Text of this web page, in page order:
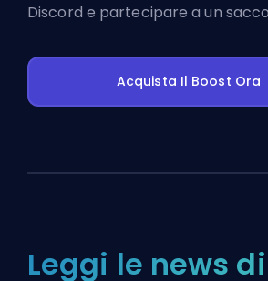
Discord e partecipare a un
Acquista Il Boost Ora
Leggi le news di